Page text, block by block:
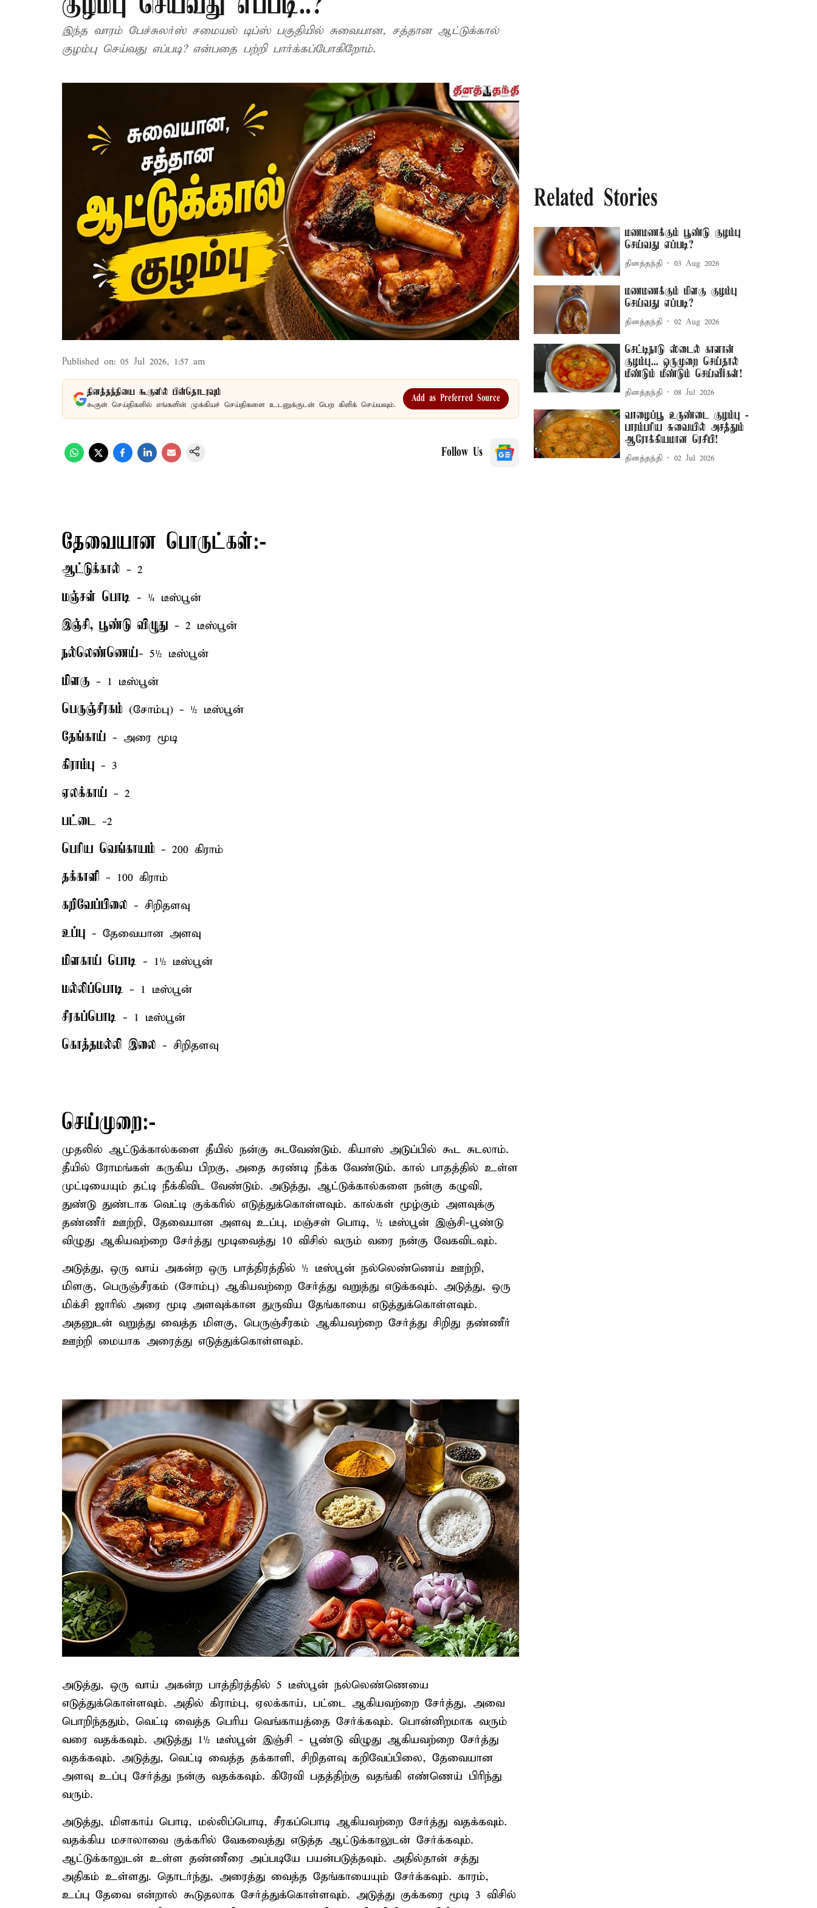
இந்த வாரம் பேச்சுலர்ஸ் சமையல் டிப்ஸ் பகுதியில் சுவையான, சத்தான ஆட்டுக்கால்
குழம்பு செய்வது எப்படி? என்பதை பற்றி பார்க்கப்போகிறோம்.
Published on: 05 Jul 2026, 1:57 am
தினத்தந்தியை கூகுளில் பின்தொடரவும்
கூகுள் செய்திகளில் எங்களின் முக்கியச் செய்திகளை உடனுக்குடன் பெற கிளிக் செய்யவும்.
Add as Preferred Source
Follow Us
தேவையான பொருட்கள்:-
ஆட்டுக்கால் - 2
மஞ்சள் பொடி - ¼ டீஸ்பூன்
இஞ்சி, பூண்டு விழுது - 2 டீஸ்பூன்
நல்லெண்ணெய்- 5½ டீஸ்பூன்
மிளகு - 1 டீஸ்பூன்
பெருஞ்சீரகம் (சோம்பு) - ½ டீஸ்பூன்
தேங்காய் - அரை மூடி
கிராம்பு - 3
ஏலக்காய் - 2
பட்டை -2
பெரிய வெங்காயம் - 200 கிராம்
தக்காளி - 100 கிராம்
கறிவேப்பிலை - சிறிதளவு
உப்பு - தேவையான அளவு
மிளகாய் பொடி - 1½ டீஸ்பூன்
மல்லிப்பொடி - 1 டீஸ்பூன்
சீரகப்பொடி - 1 டீஸ்பூன்
கொத்தமல்லி இலை - சிறிதளவு
செய்முறை:-
முதலில் ஆட்டுக்கால்களை தீயில் நன்கு சுடவேண்டும். கியாஸ் அடுப்பில் கூட சுடலாம்.
தீயில் ரோமங்கள் கருகிய பிறகு, அதை சுரண்டி நீக்க வேண்டும். கால் பாதத்தில் உள்ள
முட்டியையும் தட்டி நீக்கிவிட வேண்டும். அடுத்து, ஆட்டுக்கால்களை நன்கு கழுவி,
துண்டு துண்டாக வெட்டி குக்கரில் எடுத்துக்கொள்ளவும். கால்கள் மூழ்கும் அளவுக்கு
தண்ணீர் ஊற்றி, தேவையான அளவு உப்பு, மஞ்சள் பொடி, ½ டீஸ்பூன் இஞ்சி-பூண்டு
விழுது ஆகியவற்றை சேர்த்து மூடிவைத்து 10 விசில் வரும் வரை நன்கு வேகவிடவும்.
அடுத்து, ஒரு வாய் அகன்ற ஒரு பாத்திரத்தில் ½ டீஸ்பூன் நல்லெண்ணெய் ஊற்றி,
மிளகு, பெருஞ்சீரகம் (சோம்பு) ஆகியவற்றை சேர்த்து வறுத்து எடுக்கவும். அடுத்து, ஒரு
மிக்சி ஜாரில் அரை மூடி அளவுக்கான துருவிய தேங்காயை எடுத்துக்கொள்ளவும்.
அதனுடன் வறுத்து வைத்த மிளகு, பெருஞ்சீரகம் ஆகியவற்றை சேர்த்து சிறிது தண்ணீர்
ஊற்றி மையாக அரைத்து எடுத்துக்கொள்ளவும்.
அடுத்து, ஒரு வாய் அகன்ற பாத்திரத்தில் 5 டீஸ்பூன் நல்லெண்ணெயை
எடுத்துக்கொள்ளவும். அதில் கிராம்பு, ஏலக்காய், பட்டை ஆகியவற்றை சேர்த்து, அவை
பொறிந்ததும், வெட்டி வைத்த பெரிய வெங்காயத்தை சேர்க்கவும். பொன்னிறமாக வரும்
வரை வதக்கவும். அடுத்து 1½ டீஸ்பூன் இஞ்சி - பூண்டு விழுது ஆகியவற்றை சேர்த்து
வதக்கவும். அடுத்து, வெட்டி வைத்த தக்காளி, சிறிதளவு கறிவேப்பிலை, தேவையான
அளவு உப்பு சேர்த்து நன்கு வதக்கவும். கிரேவி பதத்திற்கு வதங்கி எண்ணெய் பிரிந்து
வரும்.
அடுத்து, மிளகாய் பொடி, மல்லிப்பொடி, சீரகப்பொடி ஆகியவற்றை சேர்த்து வதக்கவும்.
வதக்கிய மசாலாவை குக்கரில் வேகவைத்து எடுத்த ஆட்டுக்காலுடன் சேர்க்கவும்.
ஆட்டுக்காலுடன் உள்ள தண்ணீரை அப்படியே பயன்படுத்தவும். அதில்தான் சத்து
அதிகம் உள்ளது. தொடர்ந்து, அரைத்து வைத்த தேங்காயையும் சேர்க்கவும். காரம்,
உப்பு தேவை என்றால் கூடுதலாக சேர்த்துக்கொள்ளவும். அடுத்து குக்கரை மூடி 3 விசில்
Related Stories
மணமணக்கும் பூண்டு குழம்பு
செய்வது எப்படி?
தினத்தந்தி 03 Aug 2026
மணமணக்கும் மிளகு குழம்பு
செய்வது எப்படி?
தினத்தந்தி 02 Aug 2026
செட்டிநாடு ஸ்டைல் காளான்
குழம்பு... ஒருமுறை செய்தால்
மீண்டும் மீண்டும் செய்வீர்கள்!
தினத்தந்தி 08 Jul 2026
வாழைப்பூ உருண்டை குழம்பு -
பாரம்பரிய சுவையில் அசத்தும்
ஆரோக்கியமான ரெசிபி!
தினத்தந்தி 02 Jul 2026